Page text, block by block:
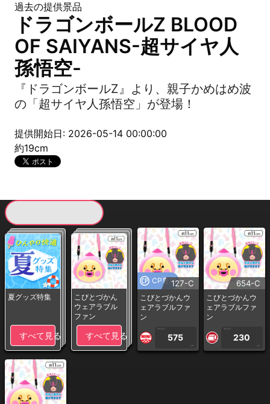
過去の提供景品
ドラゴンボールZ BLOOD
OF SAIYANS-超サイヤ人
孫悟空-
『ドラゴンボールZ』より、親子かめはめ波
の「超サイヤ人孫悟空」が登場！
提供開始日: 2026-05-14 00:00:00
約19cm
夏グッズ特集
すべて見る
こびとづかん
ウェアラブル
ファン
すべて見る
CP専用127-C
こびとづかんウ
ェアラブルファ
ン
1PLAY
575
CP
654-C
こびとづかんウ
ェアラブルファ
ン
1PLAY
230
CP